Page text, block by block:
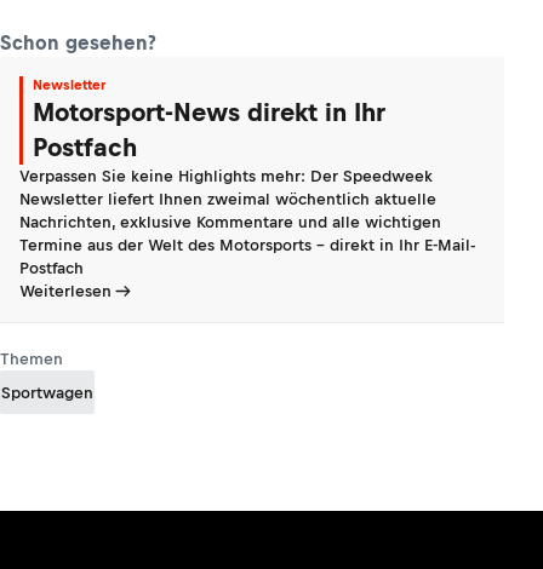
Schon gesehen?
Newsletter
Motorsport-News direkt in Ihr
Postfach
Verpassen Sie keine Highlights mehr: Der Speedweek
Newsletter liefert Ihnen zweimal wöchentlich aktuelle
Nachrichten, exklusive Kommentare und alle wichtigen
Termine aus der Welt des Motorsports - direkt in Ihr E-Mail-
Postfach
Weiterlesen
Themen
Sportwagen